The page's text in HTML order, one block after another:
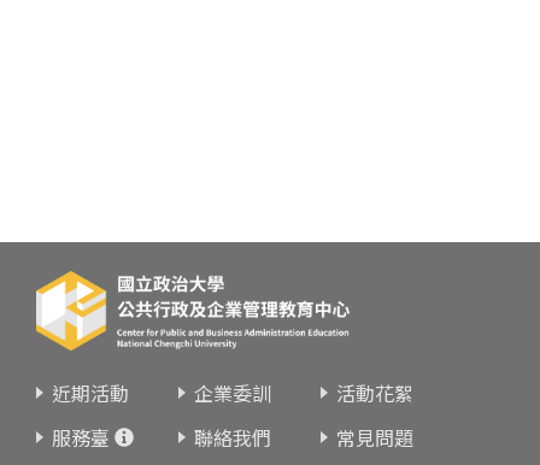
近期活動 企業委訓
活動花絮
服務臺
聯絡我們
常見問題